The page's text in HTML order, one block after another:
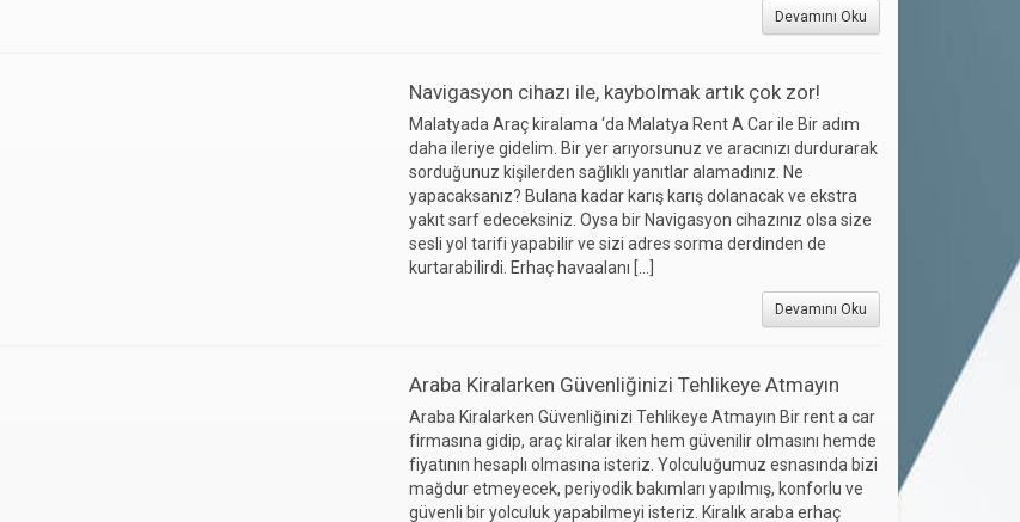
Devamını Oku
Navigasyon cihazı ile, kaybolmak artık çok zor!
Malatyada Araç kiralama ‘da Malatya Rent A Car ile Bir adım
daha ileriye gidelim. Bir yer arıyorsunuz ve aracınızı durdurarak
sorduğunuz kişilerden sağlıklı yanıtlar alamadınız. Ne
yapacaksanız? Bulana kadar karış karış dolanacak ve ekstra
yakıt sarf edeceksiniz. Oysa bir Navigasyon cihazınız olsa size
sesli yol tarifi yapabilir ve sizi adres sorma derdinden de
kurtarabilirdi. Erhaç havaalanı […]
Devamını Oku
Araba Kiralarken Güvenliğinizi Tehlikeye Atmayın
Araba Kiralarken Güvenliğinizi Tehlikeye Atmayın Bir rent a car
firmasına gidip, araç kiralar iken hem güvenilir olmasını hemde
fiyatının hesaplı olmasına isteriz. Yolculuğumuz esnasında bizi
mağdur etmeyecek, periyodik bakımları yapılmış, konforlu ve
güvenli bir yolculuk yapabilmeyi isteriz. Kiralık araba erhaç